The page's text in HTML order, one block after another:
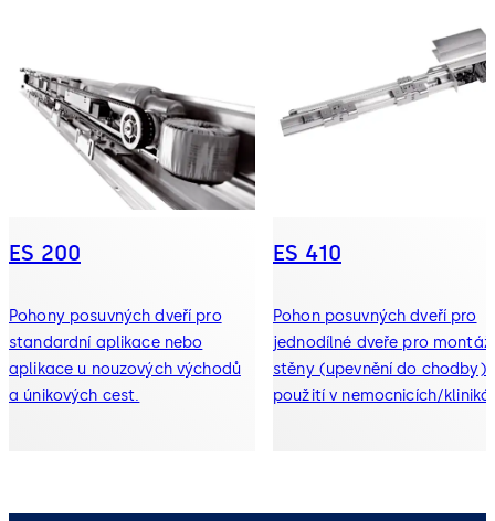
ES 200
Pohony posuvných dveří pro
standardní aplikace nebo
aplikace u nouzových východů
a únikových cest.
ES 410
Pohon posuvných dveří pro
jednodílné dveře pro
stěny (upevnění do chodby)
použití v nemocnicích/